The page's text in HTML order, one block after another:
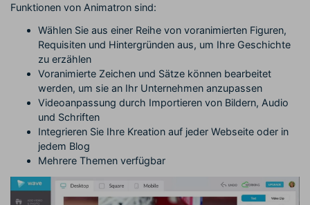
Funktionen von Animatron sind:
Wählen Sie aus einer Reihe von voranimierten Figuren,
Requisiten und Hintergründen aus, um Ihre Geschichte
zu erzählen
Voranimierte Zeichen und Sätze können bearbeitet
werden, um sie an Ihr Unternehmen anzupassen
Videoanpassung durch Importieren von Bildern, Audio
und Schriften
Integrieren Sie Ihre Kreation auf jeder Webseite oder in
jedem Blog
Mehrere Themen verfügbar